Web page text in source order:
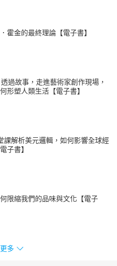
霍金的最終理論【電子書】
過故事，走進藝術家創作現場，
形塑人類生活【電子書】
課解析美元邏輯，如何影響全球經
子書】
限縮我們的品味與文化【電子
多